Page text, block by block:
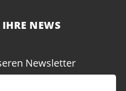
NEWS
Newsletter